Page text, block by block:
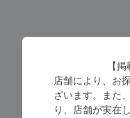
【
店舗により、お
ざいます。また
り、店舗が実在